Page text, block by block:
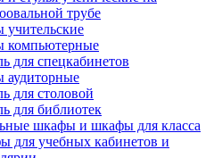
трубе
учительские
компьютерные
для спецкабинетов
аудиторные
для столовой
для библиотек
шкафы и шкафы для класса
для учебных кабинетов и